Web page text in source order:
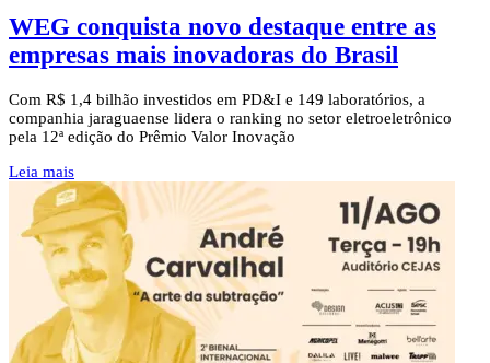
WEG conquista novo destaque entre as
empresas mais inovadoras do Brasil
Com R$ 1,4 bilhão investidos em PD&I e 149 laboratórios, a
companhia jaraguaense lidera o ranking no setor eletroeletrônico
pela 12ª edição do Prêmio Valor Inovação
Leia mais